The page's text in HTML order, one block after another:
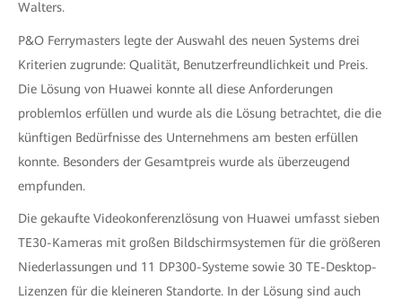
Walters.
P&O Ferrymasters legte der Auswahl des neuen Systems drei
Kriterien zugrunde: Qualität, Benutzerfreundlichkeit und Preis.
Die Lösung von Huawei konnte all diese Anforderungen
problemlos erfüllen und wurde als die Lösung betrachtet, die die
künftigen Bedürfnisse des Unternehmens am besten erfüllen
konnte. Besonders der Gesamtpreis wurde als überzeugend
empfunden.
Die gekaufte Videokonferenzlösung von Huawei umfasst sieben
TE30-Kameras mit großen Bildschirmsystemen für die größeren
Niederlassungen und 11 DP300-Systeme sowie 30 TE-Desktop-
Lizenzen für die kleineren Standorte. In der Lösung sind auch